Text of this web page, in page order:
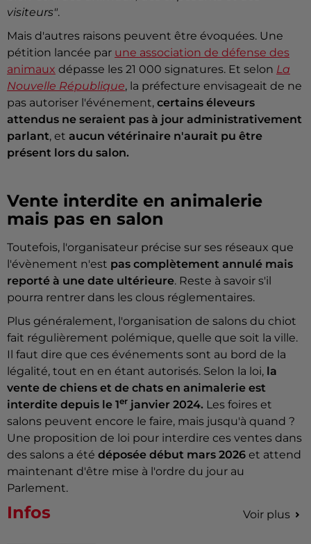
visiteurs".
Mais d'autres raisons peuvent être évoquées. Une
pétition lancée par une association de défense des
animaux dépasse les 21 000 signatures. Et selon La
Nouvelle République, la préfecture envisageait de ne
pas autoriser l'événement, certains éleveurs
attendus ne seraient pas à jour administrativement
parlant, et aucun vétérinaire n'aurait pu être
présent lors du salon.
Vente interdite en animalerie
mais pas en salon
Toutefois, l'organisateur précise sur ses réseaux que
l'évènement n'est pas complètement annulé mais
reporté à une date ultérieure. Reste à savoir s'il
pourra rentrer dans les clous réglementaires.
Plus généralement, l'organisation de salons du chiot
fait régulièrement polémique, quelle que soit la ville.
Il faut dire que ces événements sont au bord de la
légalité, tout en en étant autorisés. Selon la loi, la
vente de chiens et de chats en animalerie est
interdite depuis le 1er janvier 2024. Les foires et
salons peuvent encore le faire, mais jusqu'à quand ?
Une proposition de loi pour interdire ces ventes dans
des salons a été déposée début mars 2026 et attend
maintenant d'être mise à l'ordre du jour au
Parlement.
Infos Voir plus